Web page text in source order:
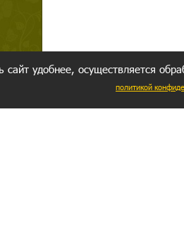
сайт удобнее, осуществляется
политикой